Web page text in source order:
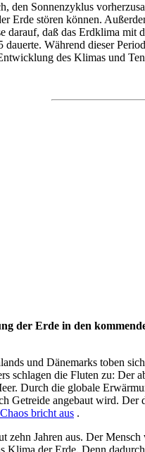
den Sonnenzyklus
Erde stören können.
darauf, daß das Erdklima
Während dieser
des Klimas und
der Erde in den
und Dänemarks toben
die Fluten zu: Der
Durch die globale
Getreide angebaut wird.
bricht aus .
Jahren aus. Der